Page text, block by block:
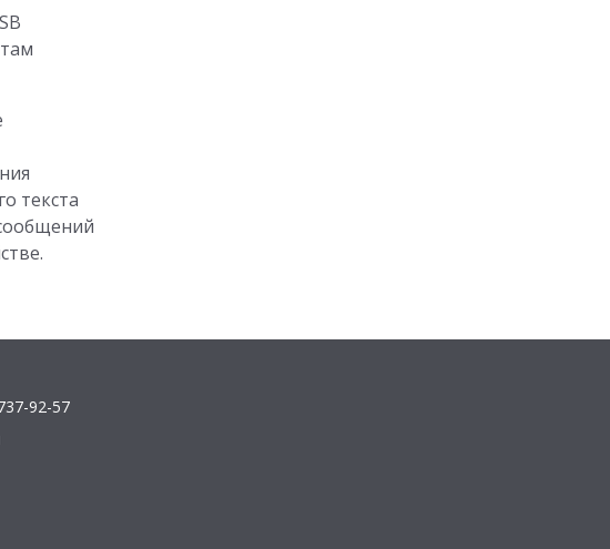
текста
92-57